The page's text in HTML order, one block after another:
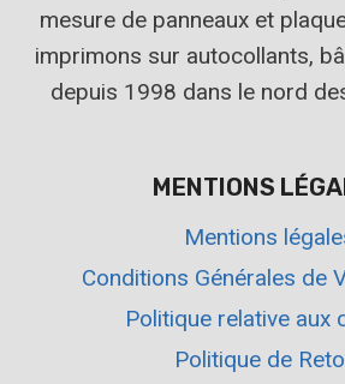
mesure de panneaux et
imprimons sur autocollants,
depuis 1998 dans le nord
MENTIONS
Mentions
Conditions Générales de
Politique relative aux
Politique de